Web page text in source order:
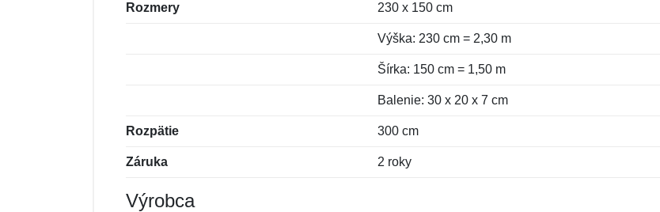
Rozmery 230 x 150 cm
Výška: 230 cm = 2,30 m
Šírka: 150 cm = 1,50 m
Balenie: 30 x 20 x 7 cm
Rozpätie 300 cm
Záruka 2 roky
Výrobca